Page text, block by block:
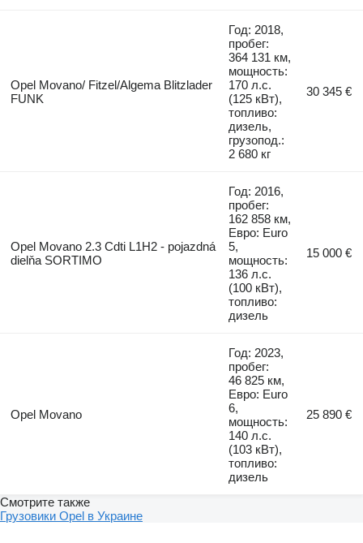
Opel Movano/ Fitzel/Algema Blitzlader
FUNK
Год: 2018,
пробег:
364 131 км,
мощность:
170 л.с.
(125 кВт),
топливо:
дизель,
грузопод.:
2 680 кг
30 345 €
Opel Movano 2.3 Cdti L1H2 - pojazdná
dielňa SORTIMO
Год: 2016,
пробег:
162 858 км,
Евро: Euro
5,
мощность:
136 л.с.
(100 кВт),
топливо:
дизель
15 000 €
Opel Movano
Год: 2023,
пробег:
46 825 км,
Евро: Euro
6,
мощность:
140 л.с.
(103 кВт),
топливо:
дизель
25 890 €
Смотрите также
Грузовики Opel в Украине